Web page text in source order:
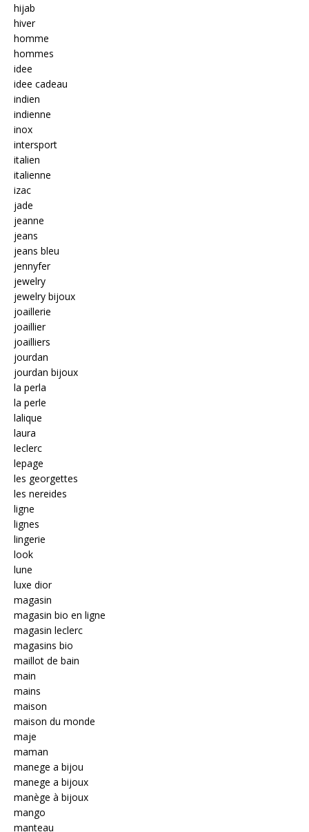
hijab
hiver
homme
hommes
idee
idee cadeau
indien
indienne
inox
intersport
italien
italienne
izac
jade
jeanne
jeans
jeans bleu
jennyfer
jewelry
jewelry bijoux
joaillerie
joaillier
joailliers
jourdan
jourdan bijoux
la perla
la perle
lalique
laura
leclerc
lepage
les georgettes
les nereides
ligne
lignes
lingerie
look
lune
luxe dior
magasin
magasin bio en ligne
magasin leclerc
magasins bio
maillot de bain
main
mains
maison
maison du monde
maje
maman
manege a bijou
manege a bijoux
manège à bijoux
mango
manteau